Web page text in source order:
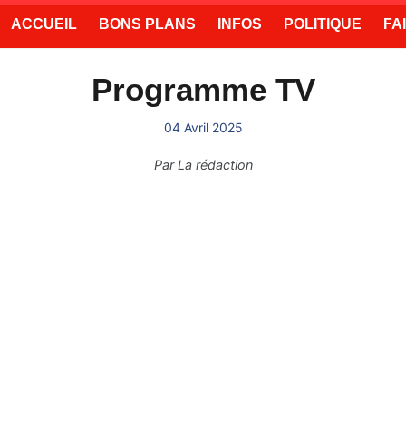
ACCUEIL BONS PLANS INFOS POLITIQUE
Programme TV
04 Avril 2025
ParLa rédaction